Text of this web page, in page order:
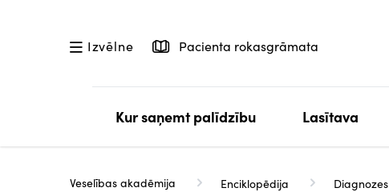
Izvēlne Pacienta rokasgrāmata
Kur saņemt palīdzību Lasītava
Veselības akadēmija Enciklopēdija Diagnozes